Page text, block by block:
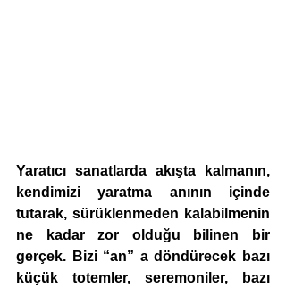
Yaratıcı sanatlarda akışta kalmanın,
kendimizi yaratma anının içinde
tutarak, sürüklenmeden kalabilmenin
ne kadar zor olduğu bilinen bir
gerçek. Bizi “an” a döndürecek bazı
küçük totemler, seremoniler, bazı